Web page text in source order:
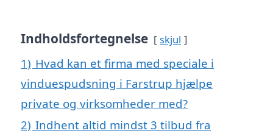
Indholdsfortegnelse skjul
1) Hvad kan et firma med speciale i
vinduespudsning i Farstrup hjælpe
private og virksomheder med?
2) Indhent altid mindst 3 tilbud fra